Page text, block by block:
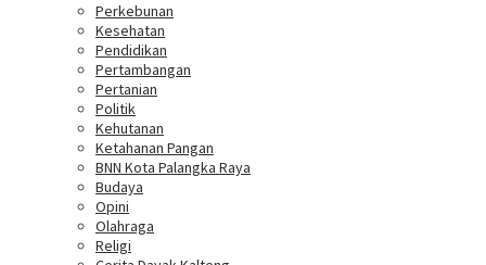
Perkebunan
Kesehatan
Pendidikan
Pertambangan
Pertanian
Politik
Kehutanan
Ketahanan Pangan
BNN Kota Palangka Raya
Budaya
Opini
Olahraga
Religi